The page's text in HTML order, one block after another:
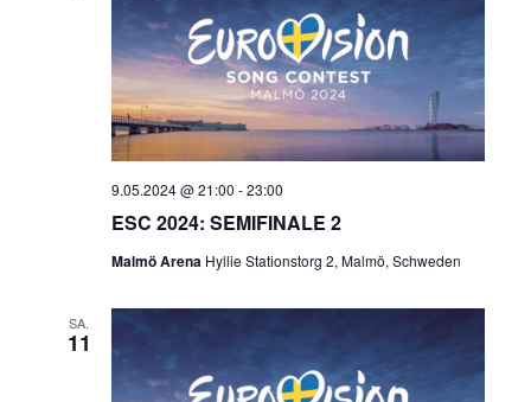
ESC 2024: SEMIFINALE 2
9.05.2024 @ 21:00 -23:00
Malmö Arena Hyllie Stationstorg 2, Malmö, Schweden
SA.
11